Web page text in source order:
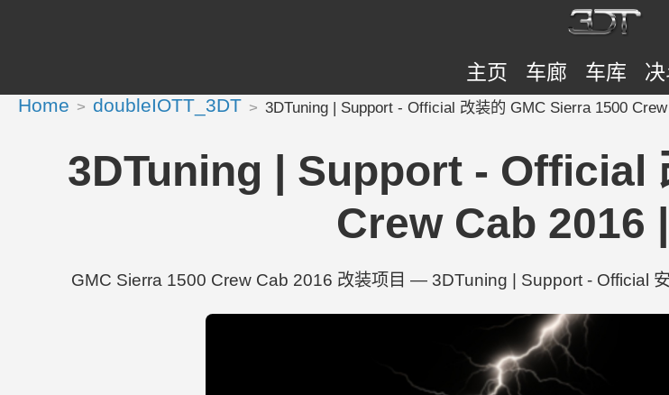
主页 车廊 车库
Home doubleIOTT_3DT 3DTuning | Support - Official 改装的 GMC Sierra 1500
3DTuning | Support - Official
Crew Cab 2016
GMC Sierra 1500 Crew Cab 2016 改装项目 — 3DTuning | Support - Official